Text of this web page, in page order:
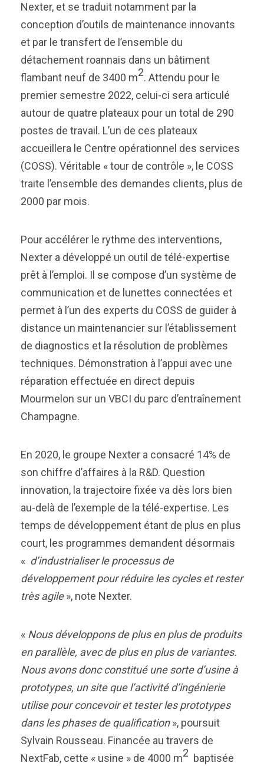
Nexter, et se traduit notamment par la
conception d’outils de maintenance innovants
et par le transfert de l’ensemble du
détachement roannais dans un bâtiment
flambant neuf de 3400 m2. Attendu pour le
premier semestre 2022, celui-ci sera articulé
autour de quatre plateaux pour un total de 290
postes de travail. L’un de ces plateaux
accueillera le Centre opérationnel des services
(COSS). Véritable « tour de contrôle », le COSS
traite l’ensemble des demandes clients, plus de
2000 par mois.
Pour accélérer le rythme des interventions,
Nexter a développé un outil de télé-expertise
prêt à l’emploi. Il se compose d’un système de
communication et de lunettes connectées et
permet à l’un des experts du COSS de guider à
distance un maintenancier sur l’établissement
de diagnostics et la résolution de problèmes
techniques. Démonstration à l’appui avec une
réparation effectuée en direct depuis
Mourmelon sur un VBCI du parc d’entraînement
Champagne.
En 2020, le groupe Nexter a consacré 14% de
son chiffre d’affaires à la R&D. Question
innovation, la trajectoire fixée va dès lors bien
au-delà de l’exemple de la télé-expertise. Les
temps de développement étant de plus en plus
court, les programmes demandent désormais
« d’industrialiser le processus de
développement pour réduire les cycles et rester
très agile», note Nexter.
« Nous développons de plus en plus de produits
en parallèle, avec de plus en plus de variantes.
Nous avons donc constitué une sorte d’usine à
prototypes, un site que l’activité d’ingénierie
utilise pour concevoir et tester les prototypes
dans les phases de qualification», poursuit
Sylvain Rousseau. Financée au travers de
NextFab, cette « usine » de 4000 m2 baptisée